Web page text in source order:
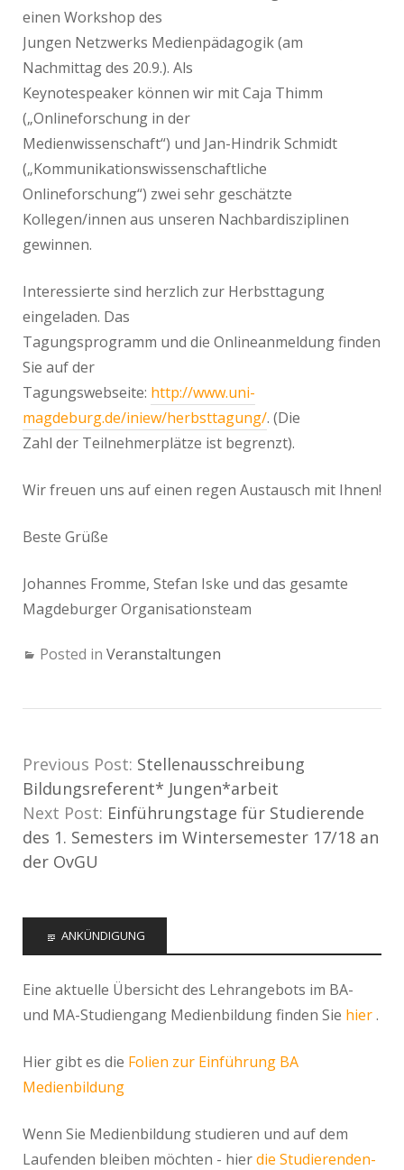
einen Workshop des
Jungen Netzwerks Medienpädagogik (am
Nachmittag des 20.9.). Als
Keynotespeaker können wir mit Caja Thimm
(„Onlineforschung in der
Medienwissenschaft“) und Jan-Hindrik Schmidt
(„Kommunikationswissenschaftliche
Onlineforschung“) zwei sehr geschätzte
Kollegen/innen aus unseren Nachbardisziplinen
gewinnen.
Interessierte sind herzlich zur Herbsttagung
eingeladen. Das
Tagungsprogramm und die Onlineanmeldung finden
Sie auf der
Tagungswebseite: http://www.uni-
magdeburg.de/iniew/herbsttagung/. (Die
Zahl der Teilnehmerplätze ist begrenzt).
Wir freuen uns auf einen regen Austausch mit Ihnen!
Beste Grüße
Johannes Fromme, Stefan Iske und das gesamte
Magdeburger Organisationsteam
Posted in Veranstaltungen
Previous Post: Stellenausschreibung
Bildungsreferent* Jungen*arbeit
Next Post: Einführungstage für Studierende
des 1. Semesters im Wintersemester 17/18 an
der OvGU
ANKÜNDIGUNG
Eine aktuelle Übersicht des Lehrangebots im BA-
und MA-Studiengang Medienbildung finden Sie hier.
Hier gibt es die Folien zur Einführung BA
Medienbildung
Wenn Sie Medienbildung studieren und auf dem
Laufenden bleiben möchten - hierdie Studierenden-